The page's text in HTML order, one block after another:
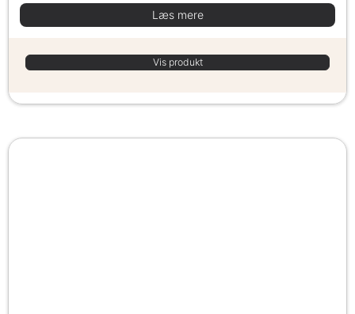
Læs mere
Vis produkt